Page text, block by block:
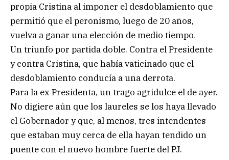
propia Cristina al imponer el desdoblamiento que
permitió que el peronismo, luego de 20 años,
vuelva a ganar una elección de medio tiempo.
Un triunfo por partida doble. Contra el Presidente
y contra Cristina, que había vaticinado que el
desdoblamiento conducía a una derrota.
Para la ex Presidenta, un trago agridulce el de ayer.
No digiere aún que los laureles se los haya llevado
el Gobernador y que, al menos, tres intendentes
que estaban muy cerca de ella hayan tendido un
puente con el nuevo hombre fuerte del PJ.